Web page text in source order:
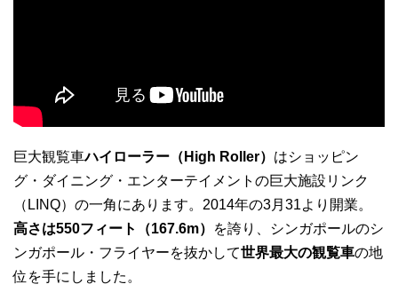
巨大観覧車ハイローラー（High Roller） はショッピン
グ・ダイニング・エンターテイメントの巨大施設リンク
（LINQ）の一角にあります。2014年の3月31より開業。
高さは550フィート（167.6m）
を誇り、シンガポールのシ
ンガポール・フライヤーを抜かして世界最大の観覧車の地
位を手にしました。